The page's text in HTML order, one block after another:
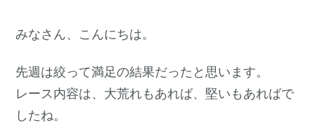
みなさん、こんにちは。
先週は絞って満足の結果だったと思います。
レース内容は、大荒れもあれば、堅いもあればで
したね。